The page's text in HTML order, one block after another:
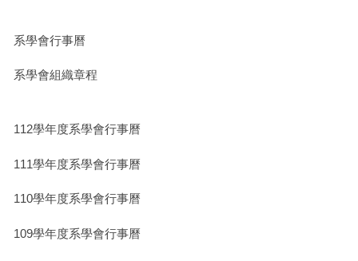
系學會行事曆
系學會組織章程
112學年度系學會行事曆
111學年度系學會行事曆
110學年度系學會行事曆
109學年度系學會行事曆